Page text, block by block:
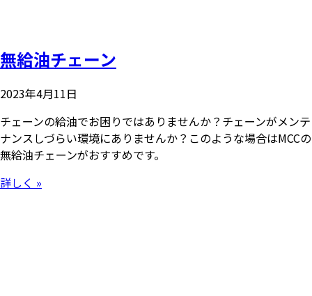
無給油チェーン
2023年4月11日
チェーンの給油でお困りではありませんか？チェーンがメンテ
ナンスしづらい環境にありませんか？このような場合はMCCの
無給油チェーンがおすすめです。
詳しく »